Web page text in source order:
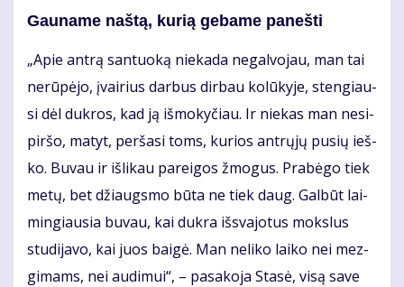
Gau­na­me naš­tą, ku­rią ge­ba­me pa­neš­ti
„Apie an­trą san­tuo­ką nie­ka­da ne­gal­vo­jau, man tai
ne­rū­pė­jo, įvai­rius dar­bus dir­bau ko­lū­ky­je, sten­giau­
si dėl duk­ros, kad ją iš­mo­ky­čiau. Ir nie­kas man ne­si­
pir­šo, ma­tyt, per­ša­si toms, ku­rios ant­rų­jų pu­sių ieš­
ko. Bu­vau ir iš­li­kau pa­rei­gos žmo­gus. Pra­bė­go tiek
me­tų, bet džiaugs­mo bū­ta ne tiek daug. Gal­būt lai­
min­giau­sia bu­vau, kai duk­ra iš­sva­jo­tus moks­lus
stu­di­ja­vo, kai juos bai­gė. Man ne­li­ko lai­ko nei mez­
gi­mams, nei au­di­mui“, – pa­sa­ko­ja Sta­sė, vi­są sa­ve